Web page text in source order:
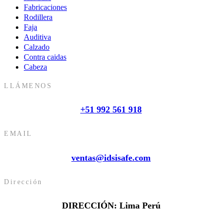
Fabricaciones
Rodillera
Faja
Auditiva
Calzado
Contra caidas
Cabeza
LLÁMENOS
+51 992 561 918
EMAIL
ventas@idsisafe.com
Dirección
DIRECCIÓN: Lima Perú